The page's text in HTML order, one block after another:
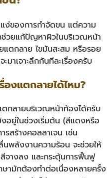
ง่ของการกำจัดขน แต่ความ
ช่วยแก้ปัญหาผิวในบริเวณหน้า
แตกลาย ไขมันสะสม หรือรอย
มาเจาะลึกกันทีละเรื่องครับ
องแตกลายได้ไหม?
ตกลายบริเวณหน้าท้องได้ครับ
อยู่ในช่วงเริ่มต้น (สีแดงหรือ
รสร้างคอลลาเจน เช่น
พลังงานความร้อน จะช่วยให้
จางลง และกระตุ้นการฟื้นฟู
ามักต้องทำต่อเนื่องหลายครั้ง